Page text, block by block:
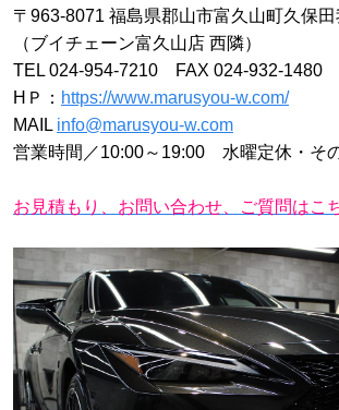
〒963-8071 福島県郡山市富久山町久保
（ブイチェーン富久山店 西隣）
TEL 024-954-7210 FAX 024-932-1480
HＰ： https://www.marusyou-w.com/
MAIL info@marusyou-w.com
営業時間／10:00～19:00 水曜定休・そ
お見積もり、お問い合わせ、ご質問はこ